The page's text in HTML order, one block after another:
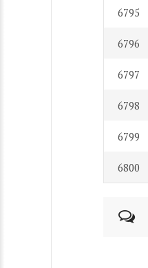
6795
6796
6797
6798
6799
6800